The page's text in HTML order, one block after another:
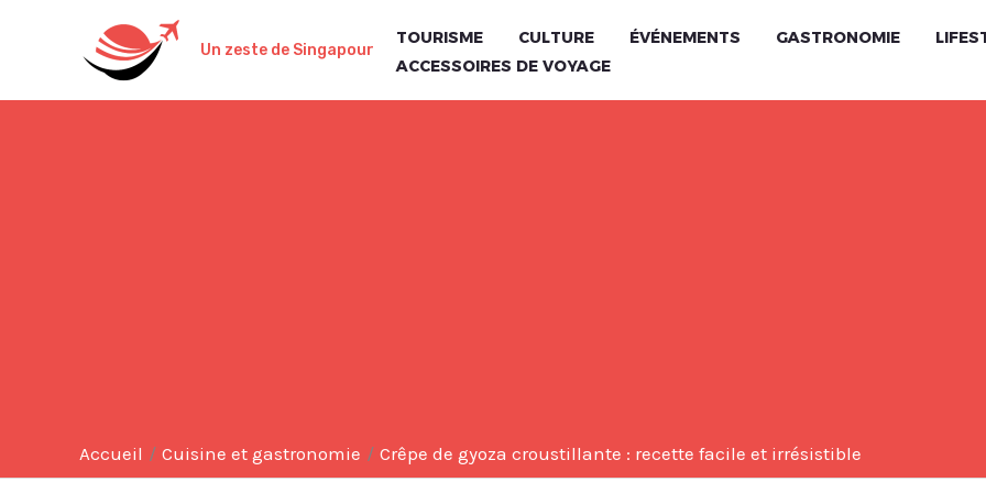
Un zeste de Singapour
TOURISME CULTURE ÉVÉNEMENTS GASTRONOMIE
ACCESSOIRES DE VOYAGE
Accueil Cuisine et gastronomie Crêpe de gyoza croustillante : recette facile et irrésistible